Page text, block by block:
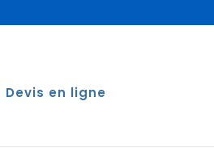
Devis en ligne